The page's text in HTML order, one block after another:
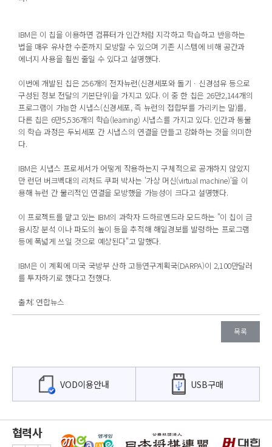
IBM은 이 칩을 이용하면 컴퓨터가 인간처럼 지각하고 학습하고 반응하는
법을 매우 유사한 수준까지 모방할 수 있으며 기존 시스템에 비해 공간과
에너지 사용을 훨씬 줄일 수 있다고 설명했다.
이번에 개발된 칩은 256개의 전자뉴런(신경세포와 돌기ㆍ신경섬유 등으로
구성된 정보 전달의 기본단위)을 가지고 있다. 이 중 한 칩은 26만2,144개의
프로그램이 가능한 시냅스(신경세포, 즉 뉴런의 접합부를 가리키는 말)를,
다른 칩은 6만5,536개의 학습(learning) 시냅스를 가지고 있다. 인간과 동물
의 학습 과정은 두뇌세포 간 시냅스의 연결을 만들고 강화하는 것을 의미한
다.
IBM은 시냅스 프로세서가 어떻게 작용하는지 구체적으로 공개하지 않았지
만 런던 버크벡대의 리처드 쿠퍼 박사는 '가상 머신(virtual machine)'을 이
용해 뉴런 간 물리적인 연결을 모방했을 가능성이 크다고 설명했다.
이 프로젝트를 맡고 있는 IBM의 과학자 드하르멘드라 모드하는 "이 칩이 금
융시장 분석 이나 파도의 높이 등을 추적해 해일경보를 발령하는 프로그램
등에 폭넓게 쓰일 것으로 예상된다"고 말했다.
IBM은 이 계획에 미국 국방부 산하 고등연구계획국(DARPA)이 2,100만달러
를 투자하기로 했다고 전했다.
출처: 연합뉴스
목록
VOD이용안내 USB구매
협력사